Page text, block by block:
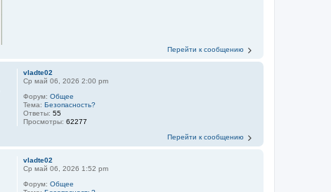
Перейти к сообщению
vladte02
Ср май 06, 2026 2:00 pm
Форум:Общее
Тема:Безопасность?
Ответы:55
Просмотры:62277
Перейти к сообщению
vladte02
Ср май 06, 2026 1:52 pm
Форум:Общее